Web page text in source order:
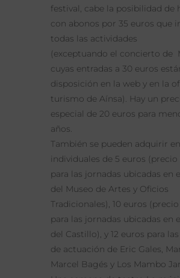
festival, cabe la posibilidad de
con abonos por 35 euros que
todas las actividades
(exceptuando el concierto de
cuyas entradas a 30 euros
disposición en la web y en la
turismo de Aínsa). Hay un
especial de 20 euros para
años.
También se pueden adquirir
individuales de 5 euros
para las jornadas ubicadas en
del Museo de Artes y Oficios
Tradicionales), 10 euros
para las jornadas ubicadas en
del Castillo), y 12 euros para
de actuación de Eric Gales,
Marcel Bagés y Los Mambo